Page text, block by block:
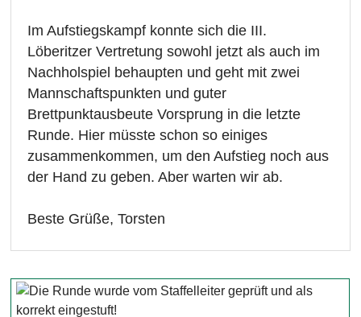
Im Aufstiegskampf konnte sich die III.
Löberitzer Vertretung sowohl jetzt als auch im
Nachholspiel behaupten und geht mit zwei
Mannschaftspunkten und guter
Brettpunktausbeute Vorsprung in die letzte
Runde. Hier müsste schon so einiges
zusammenkommen, um den Aufstieg noch aus
der Hand zu geben. Aber warten wir ab.
Beste Grüße, Torsten